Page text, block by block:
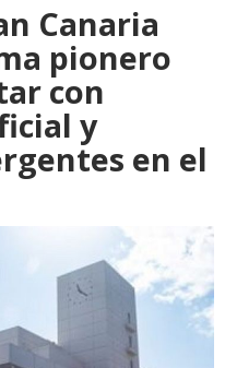
Canaria
pionero
con
y
en el